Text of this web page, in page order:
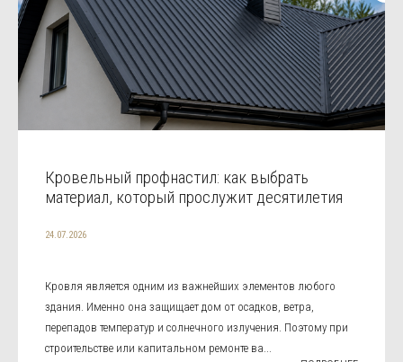
Кровельный профнастил: как выбрать
материал, который прослужит десятилетия
24.07.2026
Кровля является одним из важнейших элементов любого
здания. Именно она защищает дом от осадков, ветра,
перепадов температур и солнечного излучения. Поэтому при
строительстве или капитальном ремонте ва...